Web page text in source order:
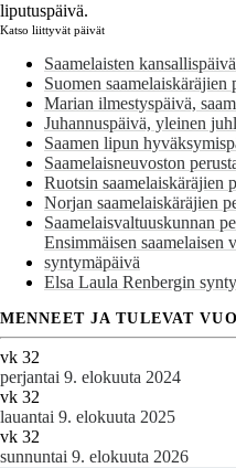
liputuspäivä.
Katso liittyvät päivät
Saamelaisten kansallispäivä
Suomen saamelaiskäräjien
Marian ilmestyspäivä,
Juhannuspäivä, yleinen
Saamen lipun
Saamelaisneuvoston
Ruotsin saamelaiskäräjien
Norjan saamelaiskäräjien
Saamelaisvaltuuskunnan
Ensimmäisen saamelaisen
syntymäpäivä
Elsa Laula Renbergin
MENNEET JA TULEVAT
vk 32
perjantai 9. elokuuta 2024
vk 32
lauantai 9. elokuuta 2025
vk 32
sunnuntai 9. elokuuta 2026